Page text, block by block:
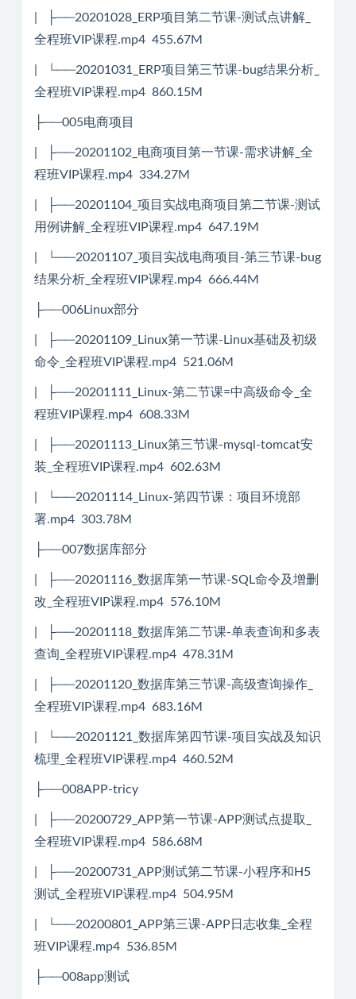
| ├──20201028_ERP项目第二节课-测试点讲解_
全程班VIP课程.mp4 455.67M
| └──20201031_ERP项目第三节课-bug结果分析_
全程班VIP课程.mp4 860.15M
├──005电商项目
| ├──20201102_电商项目第一节课-需求讲解_全
程班VIP课程.mp4 334.27M
| ├──20201104_项目实战电商项目第二节课-测试
用例讲解_全程班VIP课程.mp4 647.19M
| └──20201107_项目实战电商项目-第三节课-bug
结果分析_全程班VIP课程.mp4 666.44M
├──006Linux部分
| ├──20201109_Linux第一节课-Linux基础及初级
命令_全程班VIP课程.mp4 521.06M
| ├──20201111_Linux-第二节课=中高级命令_全
程班VIP课程.mp4 608.33M
| ├──20201113_Linux第三节课-mysql-tomcat安
装_全程班VIP课程.mp4 602.63M
| └──20201114_Linux-第四节课：项目环境部
署.mp4 303.78M
├──007数据库部分
| ├──20201116_数据库第一节课-SQL命令及增删
改_全程班VIP课程.mp4 576.10M
| ├──20201118_数据库第二节课-单表查询和多表
查询_全程班VIP课程.mp4 478.31M
| ├──20201120_数据库第三节课-高级查询操作_
全程班VIP课程.mp4 683.16M
| └──20201121_数据库第四节课-项目实战及知识
梳理_全程班VIP课程.mp4 460.52M
├──008APP-tricy
| ├──20200729_APP第一节课-APP测试点提取_
全程班VIP课程.mp4 586.68M
| ├──20200731_APP测试第二节课-小程序和H5
测试_全程班VIP课程.mp4 504.95M
| └──20200801_APP第三课-APP日志收集_全程
班VIP课程.mp4 536.85M
├──008app测试